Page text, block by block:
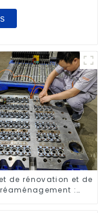
de rénovation et de
réaménagement :